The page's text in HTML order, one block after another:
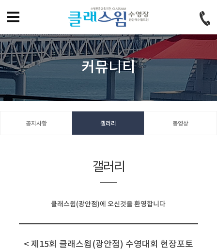
커뮤니티
공지사항 갤러리 동영상
갤러리
클래스윔(광안점)에 오신것을 환영합니다
< 제15회 클래스윔(광안점) 수영대회 현장포토